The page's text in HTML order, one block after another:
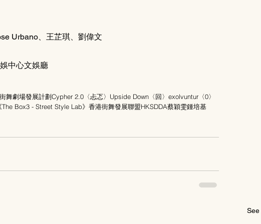
Urbano、王芷琪、劉偉文
中心文娛廳
街舞劇場發展計劃Cypher 2.0 〈忐忑〉Upside Down 〈回〉exolvuntur 〈0〉
The Box3 - Street Style Lab》 香港街舞發展聯盟HKSDDA蔡穎雯鍾培基
See